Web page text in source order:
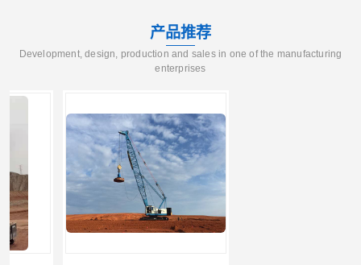
产品推荐
Development, design, production and sales in one of the manufacturing
enterprises